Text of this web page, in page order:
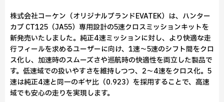
株式会社コーケン（オリジナルブランドEVATEK）は、ハンター
カブ CT125（JA55）専用設計の5速クロスミッションキットを
新発売いたしました。純正4速ミッションに対し、より快適な走
行フィールを求めるユーザーに向け、1速〜5速のシフト間をクロ
ス化し、加速時のスムーズさや巡航時の快適性を両立した製品で
す。低速域での扱いやすさを維持しつつ、2～4速をクロス化。5
速は純正4速と同一のギヤ比（0.923）を採用することで、高速
域でも安心の走りを実現します。